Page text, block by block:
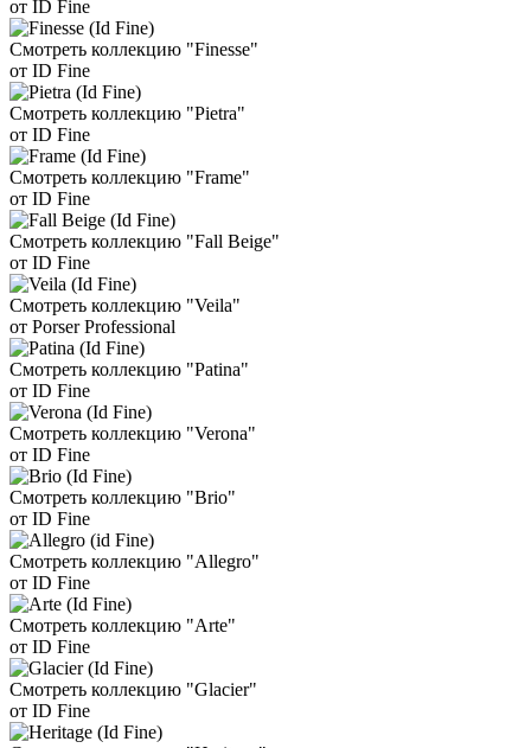
от ID Fine
Смотреть коллекцию "Finesse"
от ID Fine
Смотреть коллекцию "Pietra"
от ID Fine
Смотреть коллекцию "Frame"
от ID Fine
Смотреть коллекцию "Fall Beige"
от ID Fine
Смотреть коллекцию "Veila"
от Porser Professional
Смотреть коллекцию "Patina"
от ID Fine
Смотреть коллекцию "Verona"
от ID Fine
Смотреть коллекцию "Brio"
от ID Fine
Смотреть коллекцию "Allegro"
от ID Fine
Смотреть коллекцию "Arte"
от ID Fine
Смотреть коллекцию "Glacier"
от ID Fine